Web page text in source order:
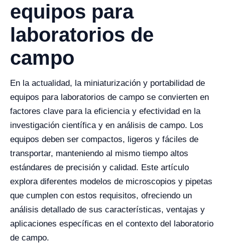
equipos para
laboratorios de
campo
En la actualidad, la miniaturización y portabilidad de
equipos para laboratorios de campo se convierten en
factores clave para la eficiencia y efectividad en la
investigación científica y en análisis de campo. Los
equipos deben ser compactos, ligeros y fáciles de
transportar, manteniendo al mismo tiempo altos
estándares de precisión y calidad. Este artículo
explora diferentes modelos de microscopios y pipetas
que cumplen con estos requisitos, ofreciendo un
análisis detallado de sus características, ventajas y
aplicaciones específicas en el contexto del laboratorio
de campo.